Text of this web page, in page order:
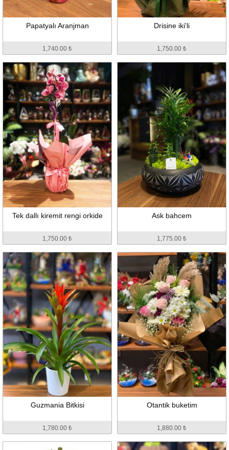
Papatyalı Aranjman
1,740.00 ₺
Drisine iki'li
1,750.00 ₺
Tek dallı kiremit rengi orkide
1,750.00 ₺
Ask bahcem
1,775.00 ₺
Guzmania Bitkisi
1,780.00 ₺
Otantik buketim
1,880.00 ₺